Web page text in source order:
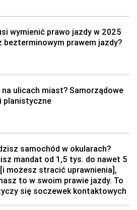
wymienić prawo jazdy w 2025
bezterminowym prawem jazdy?
na ulicach miast? Samorządowe
planistyczne
samochód w okularach?
mandat od 1,5 tys. do nawet 5
możesz stracić uprawnienia],
to w swoim prawie jazdy. To
się soczewek kontaktowych